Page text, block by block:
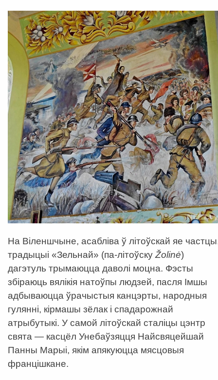
На Віленшчыне, асабліва ў літоўскай яе
традыцыі «Зельнай» (па-літоўску Žolinė)
дагэтуль трымаюцца даволі моцна. Фэсты
збіраюць вялікія натоўпы людзей, пасля Імшы
адбываюцца ўрачыстыя канцэрты, народныя
гулянні, кірмашы зёлак і спадарожнай
атрыбутыкі. У самой літоўскай сталіцы цэнтр
свята — касцёл Унебаўзяцця Найсвяцейшай
Панны Марыі, якім апякуюцца мясцовыя
францішкане.